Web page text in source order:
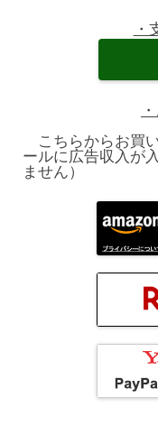
こちらからお買
ールに広告収入が
ません）